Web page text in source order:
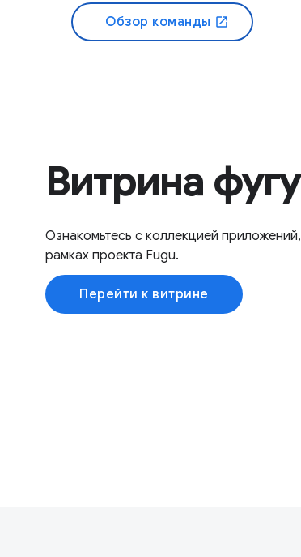
Обзор команды open_in_new
Витрина фугу
Ознакомьтесь с коллекцией
рамках проекта Fugu.
Перейти к витрине